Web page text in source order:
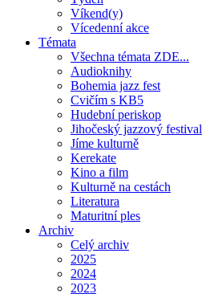
Víkend(y)
Vícedenní akce
Témata
Všechna témata ZDE...
Audioknihy
Bohemia jazz fest
Cvičím s KB5
Hudební periskop
Jihočeský jazzový festival
Jíme kulturně
Kerekate
Kino a film
Kulturně na cestách
Literatura
Maturitní ples
Archiv
Celý archiv
2025
2024
2023